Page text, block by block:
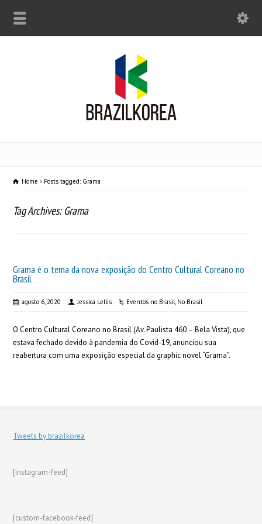
Home Posts tagged: Grama
Tag Archives: Grama
Grama é o tema da nova exposição do Centro Cultural Coreano no
Brasil
agosto 6, 2020 Jessica Lellis Eventos no Brasil, No Brasil
O Centro Cultural Coreano no Brasil (Av. Paulista 460 – Bela Vista), que
estava fechado devido à pandemia do Covid-19, anunciou sua
reabertura com uma exposição especial da graphic novel “Grama”.
Tweets by brazilkorea
[instagram-feed]
[custom-facebook-feed]